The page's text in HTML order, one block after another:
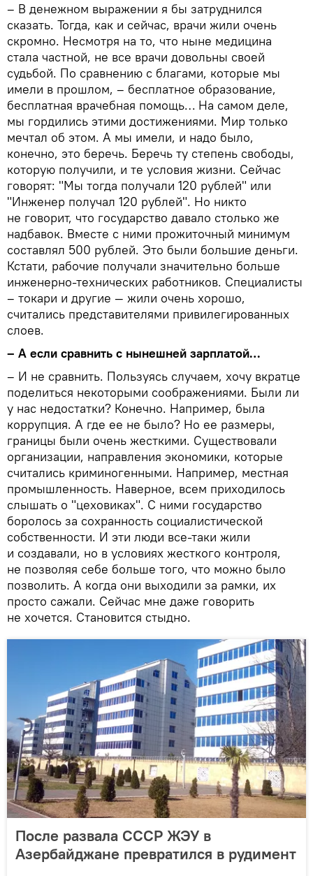
– В денежном выражении я бы затруднился
сказать. Тогда, как и сейчас, врачи жили очень
скромно. Несмотря на то, что ныне медицина
стала частной, не все врачи довольны своей
судьбой. По сравнению с благами, которые мы
имели в прошлом, – бесплатное образование,
бесплатная врачебная помощь… На самом деле,
мы гордились этими достижениями. Мир только
мечтал об этом. А мы имели, и надо было,
конечно, это беречь. Беречь ту степень свободы,
которую получили, и те условия жизни. Сейчас
говорят: "Мы тогда получали 120 рублей" или
"Инженер получал 120 рублей". Но никто
не говорит, что государство давало столько же
надбавок. Вместе с ними прожиточный минимум
составлял 500 рублей. Это были большие деньги.
Кстати, рабочие получали значительно больше
инженерно-технических работников. Специалисты
– токари и другие — жили очень хорошо,
считались представителями привилегированных
слоев.
– А если сравнить с нынешней зарплатой…
– И не сравнить. Пользуясь случаем, хочу вкратце
поделиться некоторыми соображениями. Были ли
у нас недостатки? Конечно. Например, была
коррупция. А где ее не было? Но ее размеры,
границы были очень жесткими. Существовали
организации, направления экономики, которые
считались криминогенными. Например, местная
промышленность. Наверное, всем приходилось
слышать о "цеховиках". С ними государство
боролось за сохранность социалистической
собственности. И эти люди все-таки жили
и создавали, но в условиях жесткого контроля,
не позволяя себе больше того, что можно было
позволить. А когда они выходили за рамки, их
просто сажали. Сейчас мне даже говорить
не хочется. Становится стыдно.
После развала СССР ЖЭУ в
Азербайджане превратился в рудимент